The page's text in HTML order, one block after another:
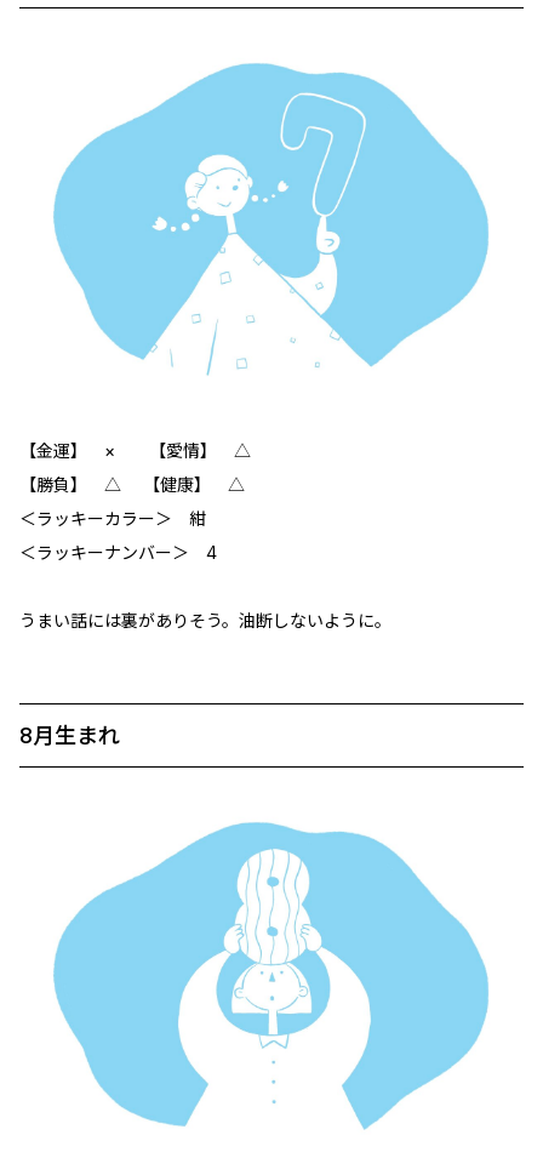
【金運】 × 【愛情】 △
【勝負】 △ 【健康】 △
＜ラッキーカラー＞ 紺
＜ラッキーナンバー＞ 4
うまい話には裏がありそう。油断しないように。
8月生まれ